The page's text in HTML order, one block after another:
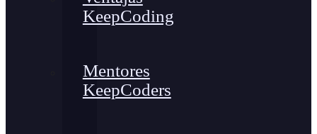
KeepCoding
Mentores
KeepCoders